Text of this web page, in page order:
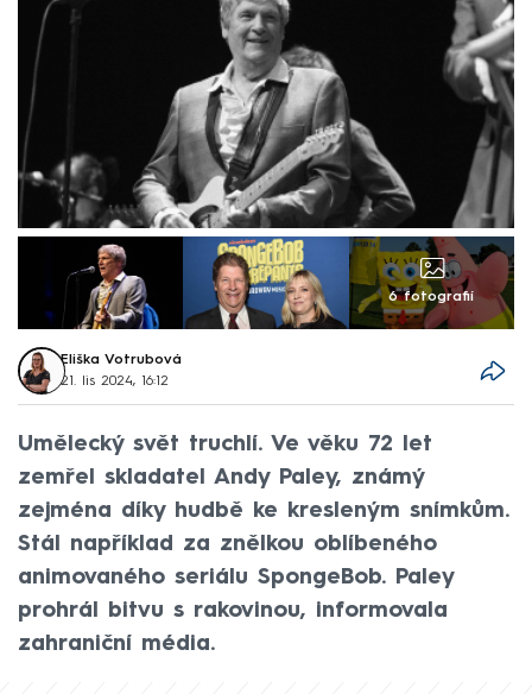
6 fotografií
Eliška Votrubová
21. lis 2024, 16:12
Umělecký svět truchlí. Ve věku 72 let
zemřel skladatel Andy Paley, známý
zejména díky hudbě ke kresleným snímkům.
Stál například za znělkou oblíbeného
animovaného seriálu SpongeBob. Paley
prohrál bitvu s rakovinou, informovala
zahraniční média.